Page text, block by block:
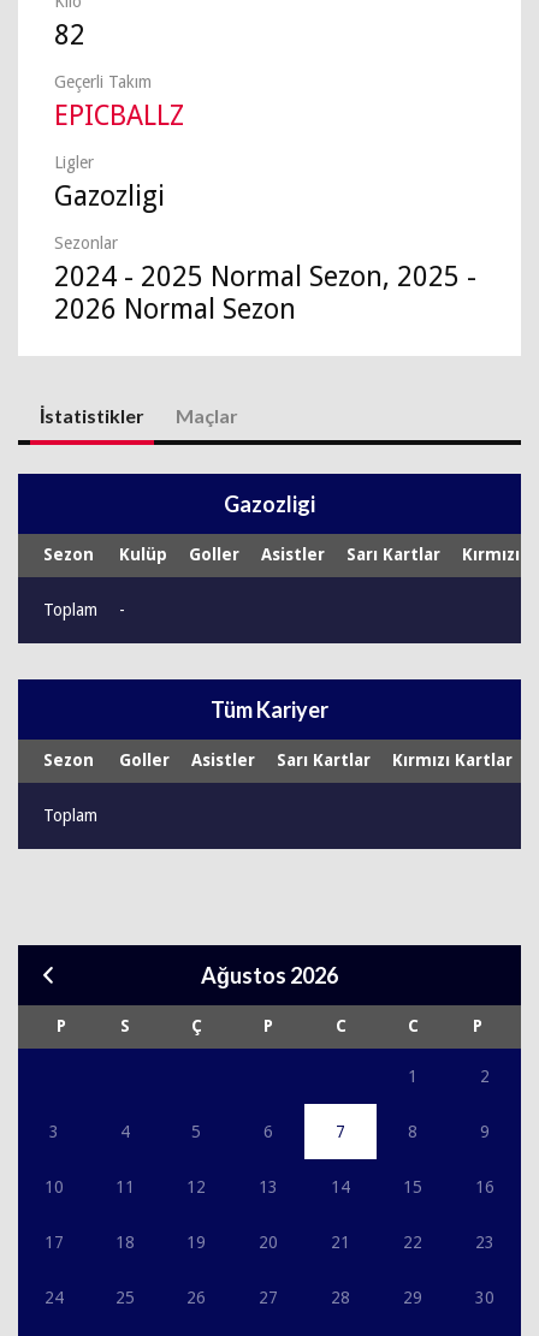
82
Geçerli Takım
EPICBALLZ
Ligler
Gazozligi
Sezonlar
2024 - 2025 Normal Sezon, 2025 -
2026 Normal Sezon
İstatistikler Maçlar
Gazozligi
Sezon Kulüp Goller Asistler Sarı Kartlar Kırmızı
Toplam -
Tüm Kariyer
Sezon Goller Asistler Sarı Kartlar Kırmızı Kartlar
Toplam
Ağustos 2026
P S Ç P C C P
1 2
3 4 5 6 7 8 9
10 11 12 13 14 15 16
17 18 19 20 21 22 23
24 25 26 27 28 29 30